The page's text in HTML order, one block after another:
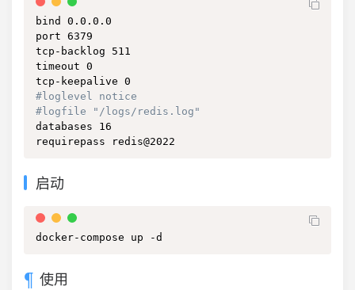
bind 0.0.0.0
port 6379
tcp-backlog 511
timeout 0
#loglevel notice
#logfile "/logs/redis.log"
databases 16
requirepass redis@2022
启动
docker-compose up -d
使用